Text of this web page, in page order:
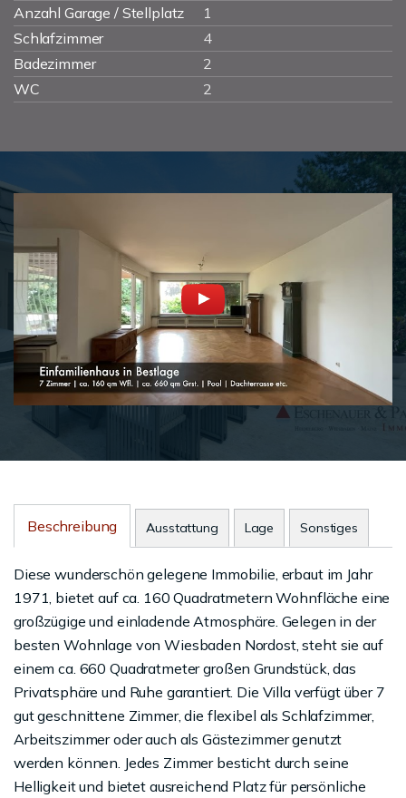
Anzahl Garage / Stellplatz
1
Schlafzimmer
4
Badezimmer
2
WC
2
Beschreibung Ausstattung Lage Sonstiges
Diese wunderschön gelegene Immobilie, erbaut im Jahr
1971, bietet auf ca. 160 Quadratmetern Wohnfläche eine
großzügige und einladende Atmosphäre. Gelegen in der
besten Wohnlage von Wiesbaden Nordost, steht sie auf
einem ca. 660 Quadratmeter großen Grundstück, das
Privatsphäre und Ruhe garantiert. Die Villa verfügt über 7
gut geschnittene Zimmer, die flexibel als Schlafzimmer,
Arbeitszimmer oder auch als Gästezimmer genutzt
werden können. Jedes Zimmer besticht durch seine
Helligkeit und bietet ausreichend Platz für persönliche